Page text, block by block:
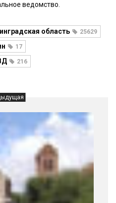
ведомство.
область 25629
17
216